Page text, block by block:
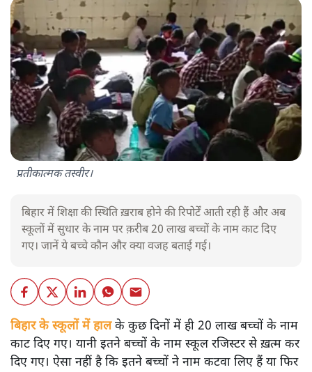
प्रतीकात्मक तस्वीर।
बिहार में शिक्षा की स्थिति ख़राब होने की रिपोर्टें आती रही हैं और अब
स्कूलों में सुधार के नाम पर क़रीब 20 लाख बच्चों के नाम काट दिए
गए। जानें ये बच्चे कौन और क्या वजह बताई गई।
बिहार के स्कूलों में हाल के कुछ दिनों में ही 20 लाख बच्चों के नाम
काट दिए गए। यानी इतने बच्चों के नाम स्कूल रजिस्टर से ख़त्म कर
दिए गए। ऐसा नहीं है कि इतने बच्चों ने नाम कटवा लिए हैं या फिर